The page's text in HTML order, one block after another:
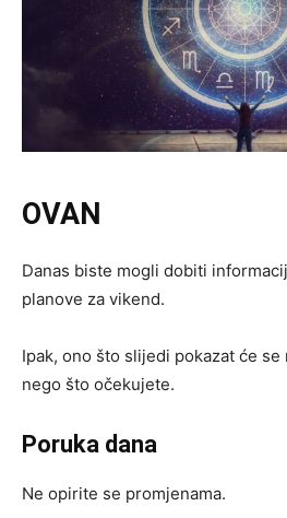
OVAN
Danas biste mogli dobiti
planove za vikend.
Ipak, ono što slijedi pokazat će
nego što očekujete.
Poruka dana
Ne opirite se promjenama.